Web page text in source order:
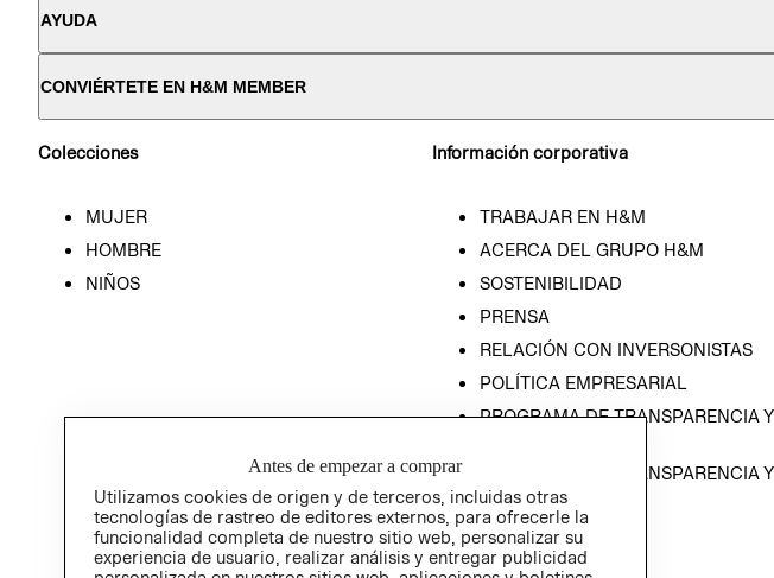
AYUDA
CONVIÉRTETE EN H&M MEMBER
Colecciones
MUJER
HOMBRE
NIÑOS
Información corporativa
TRABAJAR EN H&M
ACERCA DEL GRUPO H&M
SOSTENIBILIDAD
PRENSA
RELACIÓN CON INVERSONISTAS
POLÍTICA EMPRESARIAL
PROGRAMA DE TRANSPARENCIA Y
PROGRAMA DE TRANSPARENCIA Y
ÉTICA (INGLÉS)
Antes de empezar a comprar
Utilizamos cookies de origen y de terceros, incluidas otras
tecnologías de rastreo de editores externos, para ofrecerle la
funcionalidad completa de nuestro sitio web, personalizar su
experiencia de usuario, realizar análisis y entregar publicidad